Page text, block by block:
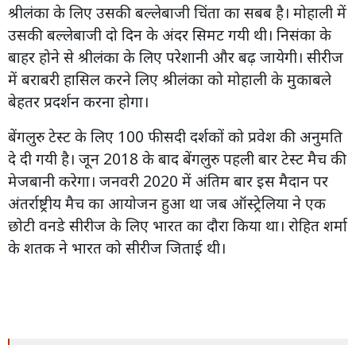
श्रीलंका के लिए उसकी बल्लेबाजी चिंता का सबब है। मोहाली में
उसकी बल्लेबाजी दो दिन के अंदर सिमट गयी थी। निसंका के
बाहर होने से श्रीलंका के लिए परेशानी और बढ़ जायेगी। सीरीज
में बराबरी हासिल करने लिए श्रीलंका को मोहाली के मुकाबले
बेहतर प्रदर्शन करना होगा।
बेंगलुरु टेस्ट के लिए 100 फीसदी दर्शकों को प्रवेश की अनुमति
दे दी गयी है। जून 2018 के बाद बेंगलुरु पहली बार टेस्ट मैच की
मेजबानी करेगा। जनवरी 2020 में अंतिम बार इस मैदान पर
अंतर्राष्ट्रीय मैच का आयोजन हुआ था जब ऑस्ट्रेलिया ने एक
छोटी वनडे सीरीज के लिए भारत का दौरा किया था। रोहित शर्मा
के शतक ने भारत को सीरीज जिताई थी।